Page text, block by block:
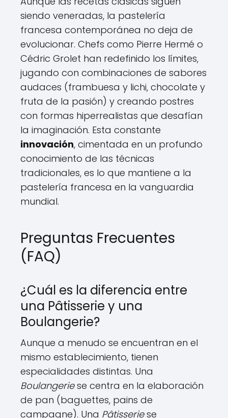
siendo veneradas, la pastelería
francesa contemporánea no deja de
evolucionar. Chefs como Pierre Hermé o
Cédric Grolet han redefinido los límites,
jugando con combinaciones de sabores
audaces (frambuesa y lichi, chocolate y
fruta de la pasión) y creando postres
con formas hiperrealistas que desafían
la imaginación. Esta constante
innovación, cimentada en un profundo
conocimiento de las técnicas
tradicionales, es lo que mantiene a la
pastelería francesa en la vanguardia
mundial.
Preguntas Frecuentes
(FAQ)
¿Cuál es la diferencia entre
una Pâtisserie y una
Boulangerie?
Aunque a menudo se encuentran en el
mismo establecimiento, tienen
especialidades distintas. Una
Boulangeriese centra en la elaboración
de pan (baguettes, pains de
campagne). Una Pâtisseriese